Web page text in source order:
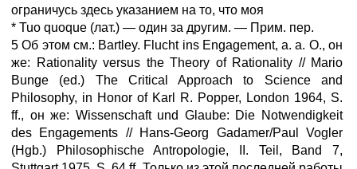
ограничусь здесь указанием на то, что моя
* Tuo quoque (лат.) — один за другим. — Прим. пер.
5 Об этом см.: Bartley. Flucht ins Engagement, a. a. О., он
же: Rationality versus the Theory of Rationality // Mario
Bunge (ed.) The Critical Approach to Science and
Philosophy, in Honor of Karl R. Popper, London 1964, S.
ff., он же: Wissenschaft und Glaube: Die Notwendigkeit
des Engagements // Hans-Georg Gadamer/Paul Vogler
(Hgb.) Philosophische Antropologie, II. Teil, Band 7,